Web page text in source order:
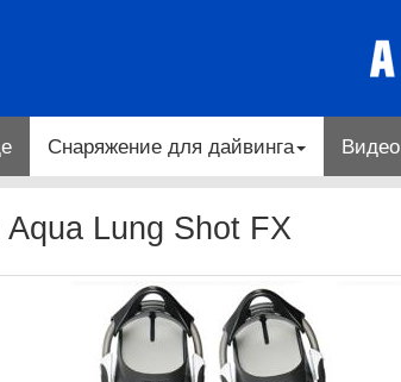
Снаряжение для дайвинга Видео
Lung Shot FX